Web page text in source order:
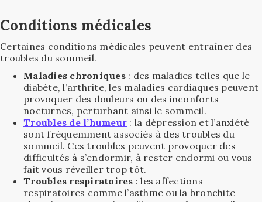
Conditions médicales
Certaines conditions médicales peuvent entraîner des
troubles du sommeil.
Maladies chroniques: des maladies telles que le
diabète, l’arthrite, les maladies cardiaques peuvent
provoquer des douleurs ou des inconforts
nocturnes, perturbant ainsi le sommeil.
Troubles de l’humeur : la dépression et l’anxiété
sont fréquemment associés à des troubles du
sommeil. Ces troubles peuvent provoquer des
difficultés à s’endormir, à rester endormi ou vous
fait vous réveiller trop tôt.
Troubles respiratoires : les affections
respiratoires comme l’asthme ou la bronchite